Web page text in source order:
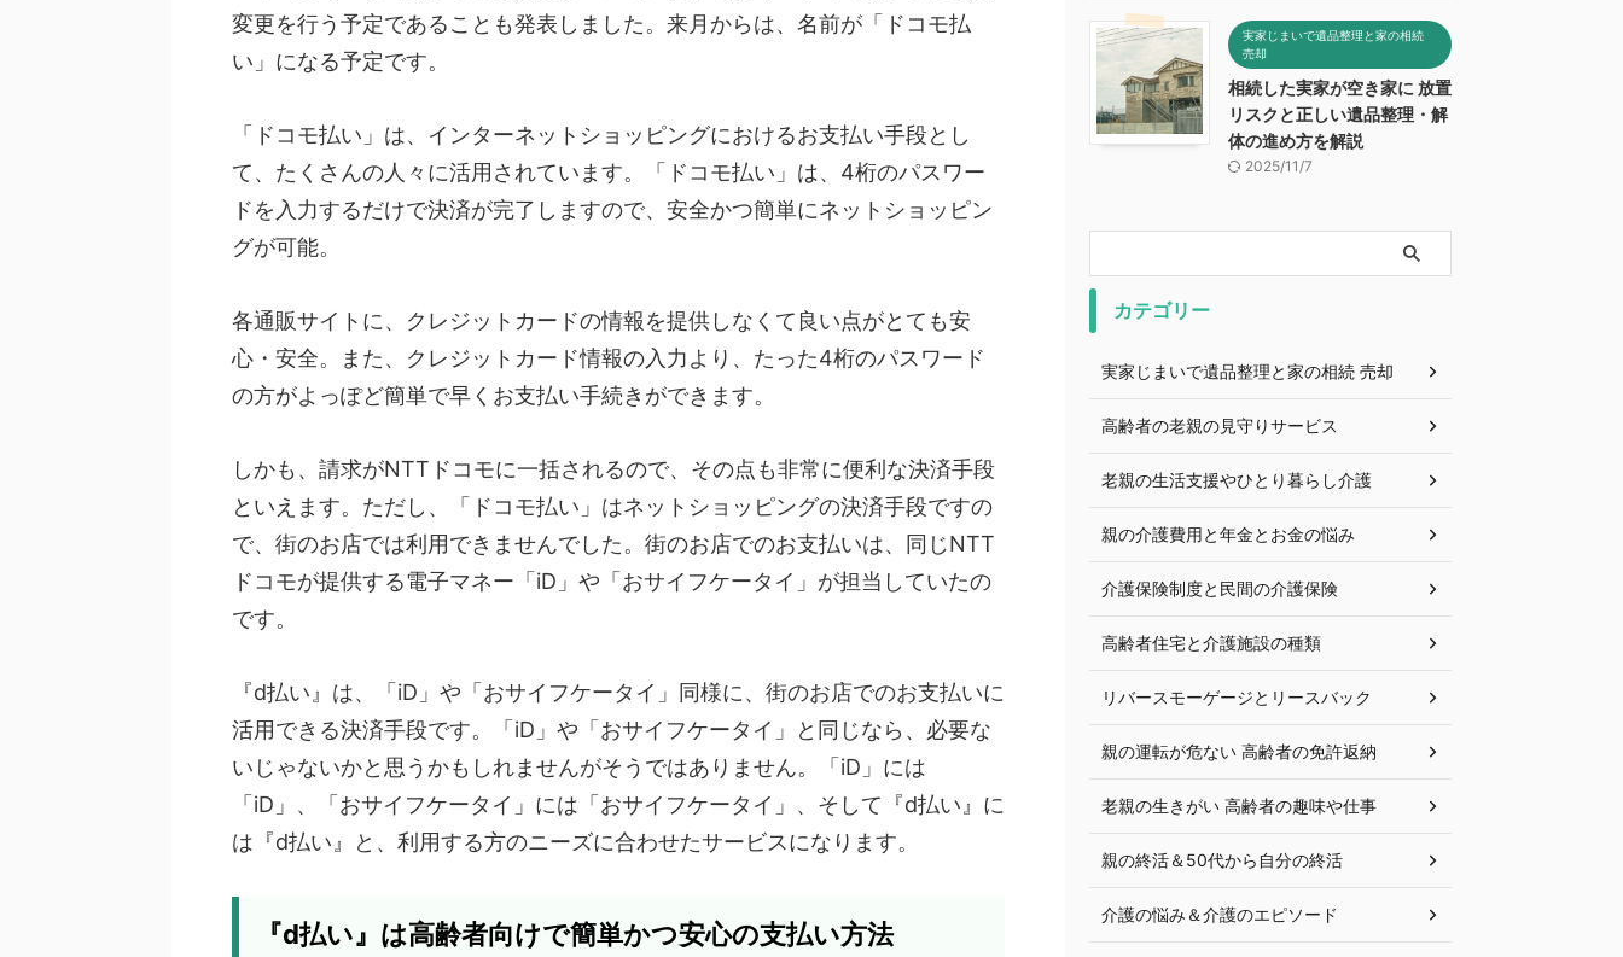
変更を行う予定であることも発表しました。来月からは、名前が「ドコモ払
い」になる予定です。
「ドコモ払い」は、インターネットショッピングにおけるお支払い手段とし
て、たくさんの人々に活用されています。「ドコモ払い」は、4桁のパスワー
ドを入力するだけで決済が完了しますので、安全かつ簡単にネットショッピン
グが可能。
各通販サイトに、クレジットカードの情報を提供しなくて良い点がとても安
心・安全。また、クレジットカード情報の入力より、たった4桁のパスワード
の方がよっぽど簡単で早くお支払い手続きができます。
しかも、請求がNTTドコモに一括されるので、その点も非常に便利な決済手段
といえます。ただし、「ドコモ払い」はネットショッピングの決済手段ですの
で、街のお店では利用できませんでした。街のお店でのお支払いは、同じNTT
ドコモが提供する電子マネー「iD」や「おサイフケータイ」が担当していたの
です。
『d払い』は、「iD」や「おサイフケータイ」同様に、街のお店でのお支払いに
活用できる決済手段です。「iD」や「おサイフケータイ」と同じなら、必要な
いじゃないかと思うかもしれませんがそうではありません。「iD」には
「iD」、「おサイフケータイ」には「おサイフケータイ」、そして『d払い』に
は『d払い』と、利用する方のニーズに合わせたサービスになります。
『d払い』は高齢者向けで簡単かつ安心の支払い方法
実家じまいで遺品整理と家の相続
売却
相続した実家が空き家に 放置
リスクと正しい遺品整理・解
体の進め方を解説
2025/11/7
カテゴリー
実家じまいで遺品整理と家の相続 売却
高齢者の老親の見守りサービス
老親の生活支援やひとり暮らし介護
親の介護費用と年金とお金の悩み
介護保険制度と民間の介護保険
高齢者住宅と介護施設の種類
リバースモーゲージとリースバック
親の運転が危ない 高齢者の免許返納
老親の生きがい 高齢者の趣味や仕事
親の終活＆50代から自分の終活
介護の悩み＆介護のエピソード